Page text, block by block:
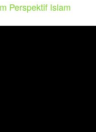
Perspektif Islam